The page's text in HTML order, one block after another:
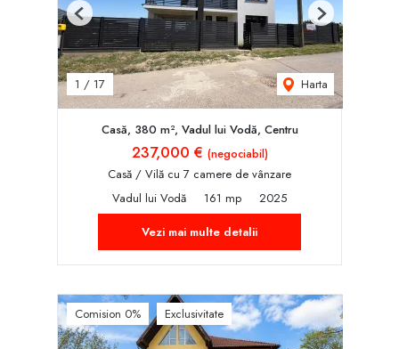
1 / 17 Harta
Previous Next
Casă, 380 m², Vadul lui Vodă, Centru
237,000 € (negociabil)
Casă / Vilă cu 7 camere de vânzare
Vadul lui Vodă
161 mp
2025
Vezi mai multe detalii
Comision 0% Exclusivitate